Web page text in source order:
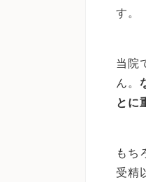
す。
当院
ん。
とに
もち
受精